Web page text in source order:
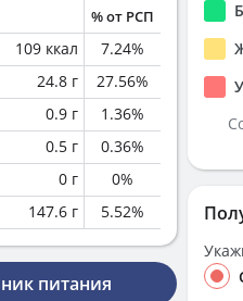
% от РСП
109 ккал 7.24%
24.8 г 27.56%
0.9 г 1.36%
0.5 г 0.36%
0 г 0%
147.6 г 5.52%
питания